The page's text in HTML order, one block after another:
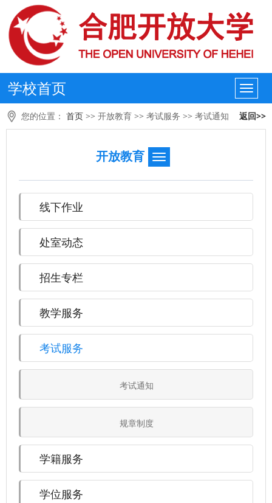
学校首页
您的位置： 首页 >> 开放教育 >> 考试服务 >> 考试通知 返回>>
开放教育
线下作业
处室动态
招生专栏
教学服务
考试服务
考试通知
规章制度
学籍服务
学位服务